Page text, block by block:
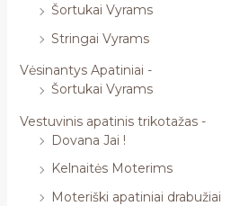
Šortukai Vyrams
Stringai Vyrams
Vėsinantys Apatiniai -
Šortukai Vyrams
Vestuvinis apatinis trikotažas -
Dovana Jai !
Kelnaitės Moterims
Moteriški apatiniai drabužiai